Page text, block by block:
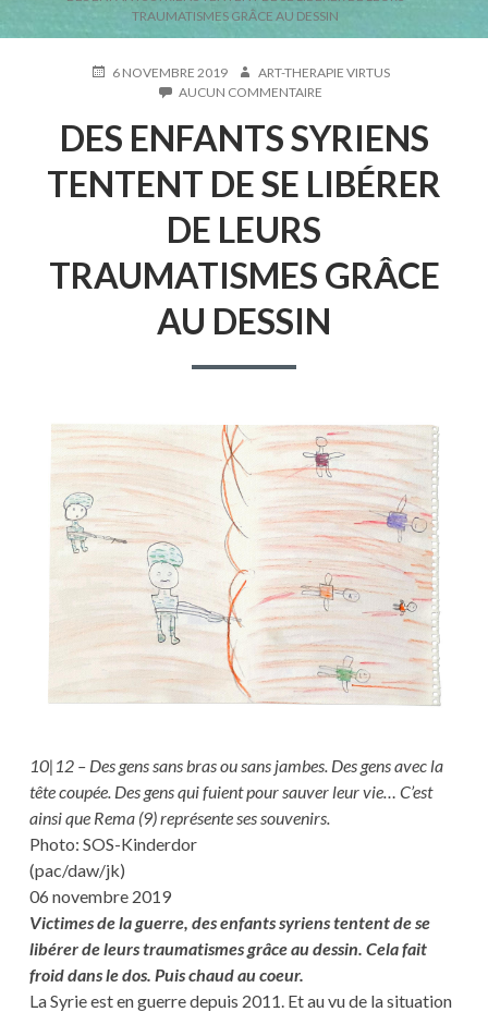
D'ARIANETRAUMATISMES GRÂCE AU DESSIN
PUBLIÉ6 NOVEMBRE 2019 AUTEUR
ART-THERAPIE VIRTUS
AUCUN COMMENTAIRE
ENFANTS
SYRIENS
TENTENT
LEURS
TRAUMATISMES
GRÂCE
AU
DES ENFANTS SYRIENS
TENTENT DE SE LIBÉRER
DE LEURS
TRAUMATISMES GRÂCE
AU DESSIN
10|12 – Des gens sans bras ou sans jambes. Des gens avec la
tête coupée. Des gens qui fuient pour sauver leur vie… C’est
ainsi que Rema (9) représente ses souvenirs.
Photo: SOS-Kinderdor
(pac/daw/jk)
06 novembre 2019
Victimes de la guerre, des enfants syriens tentent de se
libérer de leurs traumatismes grâce au dessin. Cela fait
froid dans le dos. Puis chaud au coeur.
La Syrie est en guerre depuis 2011. Et au vu de la situation